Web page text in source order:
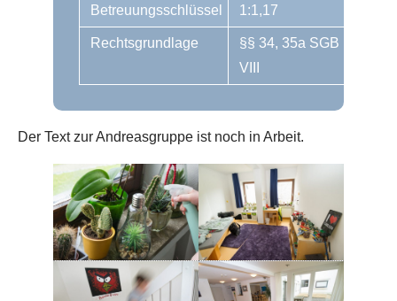
Betreuungsschlüssel 1:1,17
Rechtsgrundlage
§§ 34, 35a SGB
VIII
Der Text zur Andreasgruppe ist noch in Arbeit.